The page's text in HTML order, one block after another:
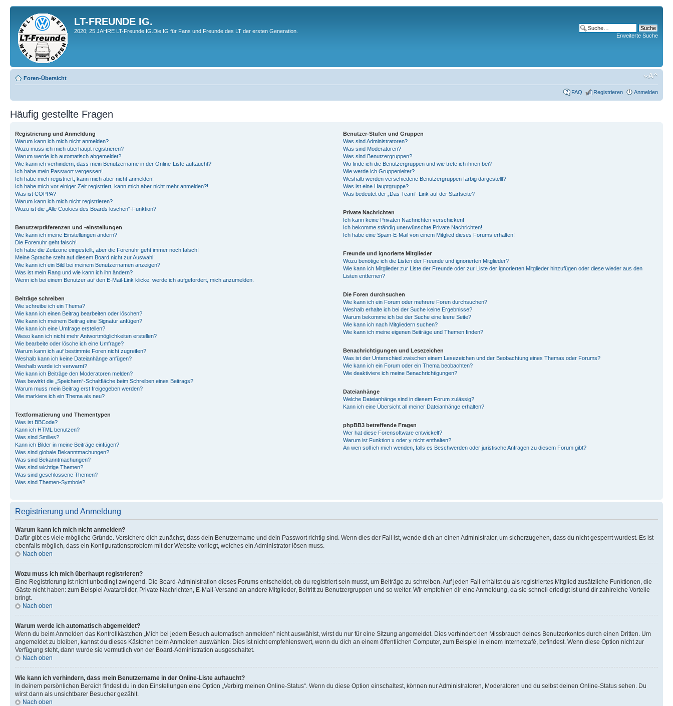
LT-FREUNDE IG.
2020; 25 JAHRE LT-Freunde IG.Die IG für Fans und Freunde des LT der ersten Generation.
Erweiterte Suche
Foren-Übersicht
FAQ Registrieren Anmelden
Häufig gestellte Fragen
Registrierung und Anmeldung
Warum kann ich mich nicht anmelden?
Wozu muss ich mich überhaupt registrieren?
Warum werde ich automatisch abgemeldet?
Wie kann ich verhindern, dass mein Benutzername in der Online-Liste auftaucht?
Ich habe mein Passwort vergessen!
Ich habe mich registriert, kann mich aber nicht anmelden!
Ich habe mich vor einiger Zeit registriert, kann mich aber nicht mehr anmelden?!
Was ist COPPA?
Warum kann ich mich nicht registrieren?
Wozu ist die „Alle Cookies des Boards löschen“-Funktion?
Benutzerpräferenzen und -einstellungen
Wie kann ich meine Einstellungen ändern?
Die Forenuhr geht falsch!
Ich habe die Zeitzone eingestellt, aber die Forenuhr geht immer noch falsch!
Meine Sprache steht auf diesem Board nicht zur Auswahl!
Wie kann ich ein Bild bei meinem Benutzernamen anzeigen?
Was ist mein Rang und wie kann ich ihn ändern?
Wenn ich bei einem Benutzer auf den E-Mail-Link klicke, werde ich aufgefordert, mich anzumelden.
Beiträge schreiben
Wie schreibe ich ein Thema?
Wie kann ich einen Beitrag bearbeiten oder löschen?
Wie kann ich meinem Beitrag eine Signatur anfügen?
Wie kann ich eine Umfrage erstellen?
Wieso kann ich nicht mehr Antwortmöglichkeiten erstellen?
Wie bearbeite oder lösche ich eine Umfrage?
Warum kann ich auf bestimmte Foren nicht zugreifen?
Weshalb kann ich keine Dateianhänge anfügen?
Weshalb wurde ich verwarnt?
Wie kann ich Beiträge den Moderatoren melden?
Was bewirkt die „Speichern“-Schaltfläche beim Schreiben eines Beitrags?
Warum muss mein Beitrag erst freigegeben werden?
Wie markiere ich ein Thema als neu?
Textformatierung und Thementypen
Was ist BBCode?
Kann ich HTML benutzen?
Was sind Smilies?
Kann ich Bilder in meine Beiträge einfügen?
Was sind globale Bekanntmachungen?
Was sind Bekanntmachungen?
Was sind wichtige Themen?
Was sind geschlossene Themen?
Was sind Themen-Symbole?
Benutzer-Stufen und Gruppen
Was sind Administratoren?
Was sind Moderatoren?
Was sind Benutzergruppen?
Wo finde ich die Benutzergruppen und wie trete ich ihnen bei?
Wie werde ich Gruppenleiter?
Weshalb werden verschiedene Benutzergruppen farbig dargestellt?
Was ist eine Hauptgruppe?
Was bedeutet der „Das Team“-Link auf der Startseite?
Private Nachrichten
Ich kann keine Privaten Nachrichten verschicken!
Ich bekomme ständig unerwünschte Private Nachrichten!
Ich habe eine Spam-E-Mail von einem Mitglied dieses Forums erhalten!
Freunde und ignorierte Mitglieder
Wozu benötige ich die Listen der Freunde und ignorierten Mitglieder?
Wie kann ich Mitglieder zur Liste der Freunde oder zur Liste der ignorierten Mitglieder hinzufügen oder diese wieder aus den
Listen entfernen?
Die Foren durchsuchen
Wie kann ich ein Forum oder mehrere Foren durchsuchen?
Weshalb erhalte ich bei der Suche keine Ergebnisse?
Warum bekomme ich bei der Suche eine leere Seite?
Wie kann ich nach Mitgliedern suchen?
Wie kann ich meine eigenen Beiträge und Themen finden?
Benachrichtigungen und Lesezeichen
Was ist der Unterschied zwischen einem Lesezeichen und der Beobachtung eines Themas oder Forums?
Wie kann ich ein Forum oder ein Thema beobachten?
Wie deaktiviere ich meine Benachrichtigungen?
Dateianhänge
Welche Dateianhänge sind in diesem Forum zulässig?
Kann ich eine Übersicht all meiner Dateianhänge erhalten?
phpBB3 betreffende Fragen
Wer hat diese Forensoftware entwickelt?
Warum ist Funktion x oder y nicht enthalten?
An wen soll ich mich wenden, falls es Beschwerden oder juristische Anfragen zu diesem Forum gibt?
Registrierung und Anmeldung
Warum kann ich mich nicht anmelden?
Dafür gibt es viele mögliche Gründe. Versichere dich zunächst, dass dein Benutzername und dein Passwort richtig sind. Wenn dies der Fall ist, wende dich an einen Administrator, um sicherzugehen, dass du nicht gesperrt wurdest. Es ist
ebenfalls möglich, dass ein Konfigurationsproblem mit der Website vorliegt, welches ein Administrator lösen muss.
Nach oben
Wozu muss ich mich überhaupt registrieren?
Eine Registrierung ist nicht unbedingt zwingend. Die Board-Administration dieses Forums entscheidet, ob du registriert sein musst, um Beiträge zu schreiben. Auf jeden Fall erhältst du als registriertes Mitglied zusätzliche Funktionen, die
Gäste nicht haben: zum Beispiel Avatarbilder, Private Nachrichten, E-Mail-Versand an andere Mitglieder, Beitritt zu Benutzergruppen und so weiter. Wir empfehlen dir eine Anmeldung, da sie schnell erledigt ist und dir zahlreiche Vorteile
bringt.
Nach oben
Warum werde ich automatisch abgemeldet?
Wenn du beim Anmelden das Kontrollkästchen „Mich bei jedem Besuch automatisch anmelden“ nicht auswählst, wirst du nur für eine Sitzung angemeldet. Dies verhindert den Missbrauch deines Benutzerkontos durch einen Dritten. Um
angemeldet zu bleiben, kannst du dieses Kästchen beim Anmelden auswählen. Dies ist nicht empfehlenswert, wenn du dich an einem öffentlichen Computer, zum Beispiel in einem Internetcafé, befindest. Wenn diese Option nicht zur
Verfügung steht, dann wurde sie vermutlich von der Board-Administration ausgeschaltet.
Nach oben
Wie kann ich verhindern, dass mein Benutzername in der Online-Liste auftaucht?
In deinem persönlichen Bereich findest du in den Einstellungen eine Option „Verbirg meinen Online-Status“. Wenn du diese Option einschaltest, können nur Administratoren, Moderatoren und du selbst deinen Online-Status sehen. Du
wirst dann als unsichtbarer Besucher gezählt.
Nach oben